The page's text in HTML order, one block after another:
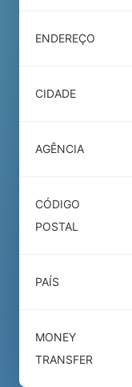
ENDEREÇO
CIDADE
AGÊNCIA
CÓDIGO
POSTAL
PAÍS
MONEY
TRANSFER